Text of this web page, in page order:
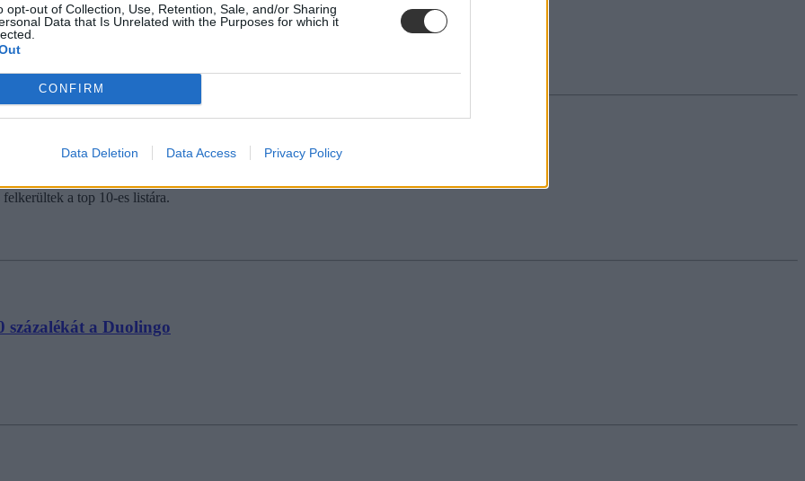
opt-out of Collection, Use, Retention, Sale, and/or Sharing
Data that Is Unrelated with the Purposes for which it
CONFIRM
Data Deletion Data Access Privacy Policy
a top 10-es listára.
százalékát a Duolingo